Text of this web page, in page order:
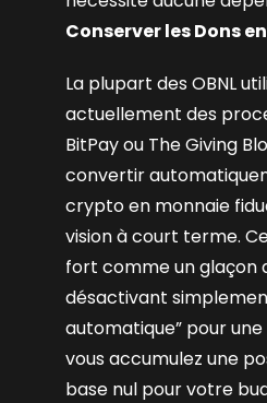
Conserver les Dons
La plupart des OBNL
actuellement des
BitPay ou The Giving
convertir
crypto en monnaie
vision à court terme.
fort comme un glaçon
désactivant
automatique” pour
vous accumulez une
base nul pour votre